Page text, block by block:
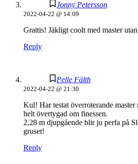
Jonny Petersson
2022-04-22 @ 14:09
Grattis! Jäkligt coolt med master
Reply
Pelle Fälth
2022-04-22 @ 21:30
Kul! Har testat överroterande
helt övertygad om finessen.
2,28 m djupgående blir ju perfa på
gruset!
Reply